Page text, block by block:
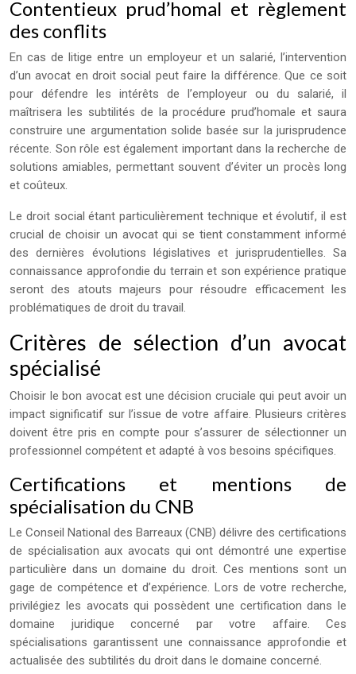
Contentieux prud’homal et règlement
des conflits
En cas de litige entre un employeur et un salarié, l’intervention
d’un avocat en droit social peut faire la différence. Que ce soit
pour défendre les intérêts de l’employeur ou du salarié, il
maîtrisera les subtilités de la procédure prud’homale et saura
construire une argumentation solide basée sur la jurisprudence
récente. Son rôle est également important dans la recherche de
solutions amiables, permettant souvent d’éviter un procès long
et coûteux.
Le droit social étant particulièrement technique et évolutif, il est
crucial de choisir un avocat qui se tient constamment informé
des dernières évolutions législatives et jurisprudentielles. Sa
connaissance approfondie du terrain et son expérience pratique
seront des atouts majeurs pour résoudre efficacement les
problématiques de droit du travail.
Critères de sélection d’un avocat
spécialisé
Choisir le bon avocat est une décision cruciale qui peut avoir un
impact significatif sur l’issue de votre affaire. Plusieurs critères
doivent être pris en compte pour s’assurer de sélectionner un
professionnel compétent et adapté à vos besoins spécifiques.
Certifications et mentions de
spécialisation du CNB
Le Conseil National des Barreaux (CNB) délivre des certifications
de spécialisation aux avocats qui ont démontré une expertise
particulière dans un domaine du droit. Ces mentions sont un
gage de compétence et d’expérience. Lors de votre recherche,
privilégiez les avocats qui possèdent une certification dans le
domaine juridique concerné par votre affaire. Ces
spécialisations garantissent une connaissance approfondie et
actualisée des subtilités du droit dans le domaine concerné.